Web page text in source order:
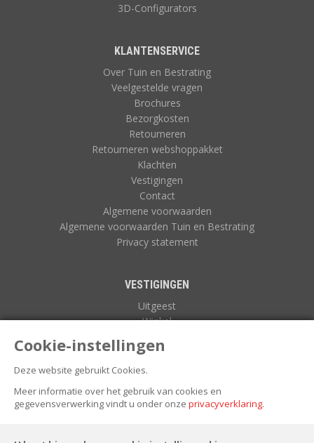
Cookie-instellingen
Deze website gebruikt Cookies.
Meer informatie over het gebruik van cookies en
gegevensverwerking vindt u onder onze privacyverklaring.
3D-Configurators
KLANTENSERVICE
Over Tuin en Bestrating
Veelgestelde vragen
Brochures
Bezorgkosten
Retourneren
Retourneren webshoppakket
Klachten
Vestigingen
Contact
Algemene voorwaarden
Algemene voorwaarden Tuin en Bestrating
Privacy statement
VESTIGINGEN
Uitgeest
Winkel